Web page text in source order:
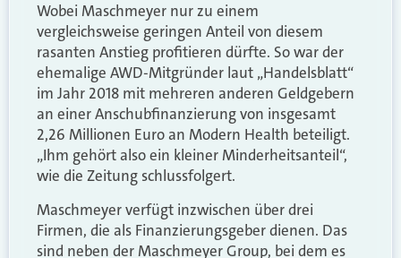
Wobei Maschmeyer nur zu einem
vergleichsweise geringen Anteil von diesem
rasanten Anstieg profitieren dürfte. So war der
ehemalige AWD-Mitgründer laut „Handelsblatt“
im Jahr 2018 mit mehreren anderen Geldgebern
an einer Anschubfinanzierung von insgesamt
2,26 Millionen Euro an Modern Health beteiligt.
„Ihm gehört also ein kleiner Minderheitsanteil“,
wie die Zeitung schlussfolgert.
Maschmeyer verfügt inzwischen über drei
Firmen, die als Finanzierungsgeber dienen. Das
sind neben der Maschmeyer Group, bei dem es